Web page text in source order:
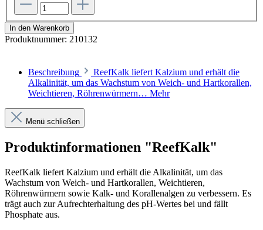
In den Warenkorb
Produktnummer: 210132
Beschreibung
ReefKalk liefert Kalzium und erhält die
Alkalinität, um das Wachstum von Weich- und Hartkorallen,
Weichtieren, Röhrenwürmern… Mehr
Menü schließen
Produktinformationen "ReefKalk"
ReefKalk liefert Kalzium und erhält die Alkalinität, um das
Wachstum von Weich- und Hartkorallen, Weichtieren,
Röhrenwürmern sowie Kalk- und Korallenalgen zu verbessern. Es
trägt auch zur Aufrechterhaltung des pH-Wertes bei und fällt
Phosphate aus.